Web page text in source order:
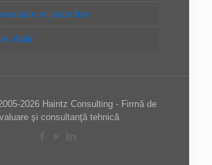
mijloace fixe
clădiri
2026 Haintz Consulting - Firmă de
şi consultanţă tehnică